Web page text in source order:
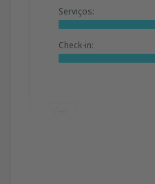
Serviços:
Check-in: